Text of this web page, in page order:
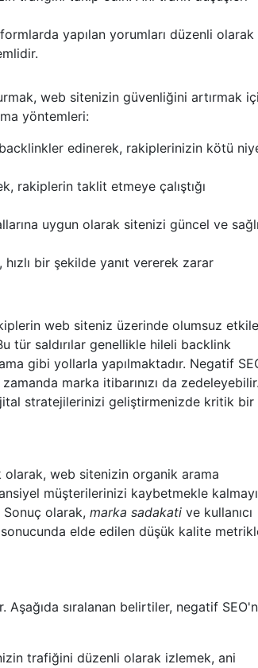
yapılan yorumları düzenli olarak
web sitenizin güvenliğini artırmak
yöntemleri:
edinerek, rakiplerinizin kötü
rakiplerin taklit etmeye çalıştığı
uygun olarak sitenizi güncel ve
hızlı bir şekilde yanıt vererek zarar
web siteniz üzerinde olumsuz
tür saldırılar genellikle hileli backlink
gibi yollarla yapılmaktadır. Negatif
marka itibarınızı da
stratejilerinizi geliştirmenizde kritik bir
olarak, web sitenizin organik arama
müşterilerinizi kaybetmekle
olarak, marka sadakati ve kullanıcı
elde edilen düşük kalite
Aşağıda sıralanan belirtiler, negatif
trafiğini düzenli olarak izlemek, ani